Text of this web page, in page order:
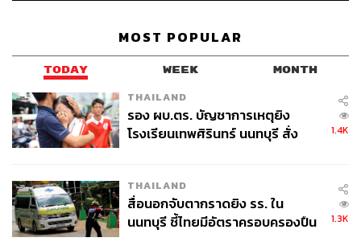
HAUS LABS
HAUS LABS by Lady Gaga แบรนด์เมกอัพคลีนบิวตี้จาก
Lady Gaga ที่ได้รับรางวัลเมกอัพคลีนบิวตี้แห่งปี เปิดตัว Color
Fuse Glassy Blush Balm Stick 4 เฉดสีใหม่โทน Spiced-Up
MOST POPULAR
TODAY WEEK MONTH
THAILAND
รอง ผบ.ตร. บัญชาการเหตุยิง
โรงเรียนเทพศิรินทร์ นนทบุรี สั่ง
1.4K
THAILAND
สื่อนอกจับตากราดยิง รร. ใน
นนทบุรี ชี้ไทยมีอัตราครอบครองปืน
1.3K